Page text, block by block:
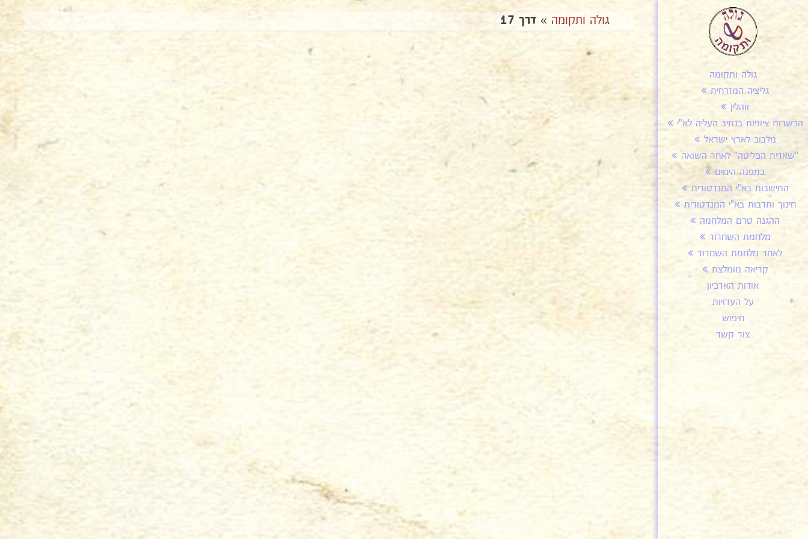
גולה ותקומה
גליציה המזרחית
ווהלין
הכשרות ציוניות בנתיב העליה לא"י
מלבוב לארץ ישראל
"שארית הפליטה" לאחר השואה
במפנה הימים
התישבות בא"י המנדטורית
חינוך ותרבות בא"י המנדטורית
ההגנה טרם המלחמה
מלחמת השחרור
לאחר מלחמת השחרור
קריאה מומלצת
אודות הארכיון
על העדויות
חיפוש
צור קשר
גולה ותקומה » דרך 17